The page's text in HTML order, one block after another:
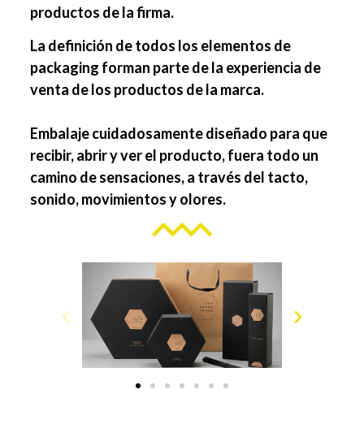
productos de la firma.
La definición de todos los elementos de
packaging forman parte de la experiencia de
venta de los productos de la marca.
Embalaje cuidadosamente diseñado para que
recibir, abrir y ver el producto, fuera todo un
camino de sensaciones, a través del tacto,
sonido, movimientos y olores.